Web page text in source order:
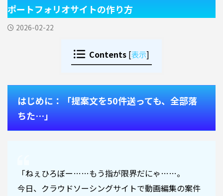
ポートフォリオサイトの作り方
2026-02-22
Contents [表示]
はじめに：「提案文を50件送っても、全部落
ちた…」
「ねぇひろぼー……もう指が限界だにゃ……。
今日、クラウドソーシングサイトで動画編集の案件